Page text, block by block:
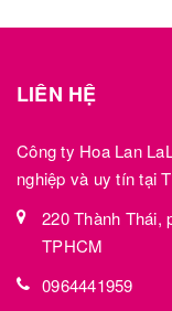
LIÊN HỆ
Công ty Hoa Lan
nghiệp và uy tín tại
220 Thành Thái,
TPHCM
0964441959